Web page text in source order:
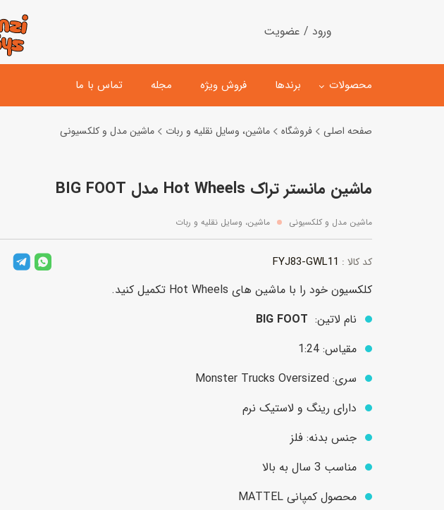
ورود / عضویت
محصولات
اسباب‌بازی‌ ساختنی
اسباب‌بازی‌ مگنتی
ماشین مدل و کلکسیونی
ماشین اسباب بازی
هلیکوپتر و هواپیما
تفنگ آبپاش
عروسک پولیشی
عروسک مینیاتوری
لوازم گریم و آرایش کودک
برندها فروش ویژه مجله تماس با ما
صفحه اصلی فروشگاه ماشین، وسایل نقلیه و ربات ماشین مدل و کلکسیونی
ماشین مانستر تراک Hot Wheels مدل BIG FOOT
ماشین مدل و کلکسیونی ماشین، وسایل نقلیه و ربات
کد کالا : FYJ83-GWL11
کلکسیون خود را با ماشین های Hot Wheels تکمیل کنید.
نام لاتین: BIG FOOT
مقیاس: 1:24
سری: Monster Trucks Oversized
دارای رینگ و لاستیک نرم
جنس بدنه: فلز
مناسب 3 سال به بالا
محصول کمپانی MATTEL